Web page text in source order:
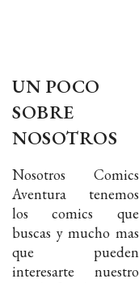
UN POCO
SOBRE
NOSOTROS
Nosotros Comics
Aventura tenemos
los comics que
buscas y mucho mas
que pueden
interesarte nuestro